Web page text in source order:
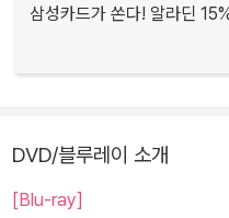
삼성카드가 쏜다! 알라딘
DVD/블루레이 소개
[Blu-ray]